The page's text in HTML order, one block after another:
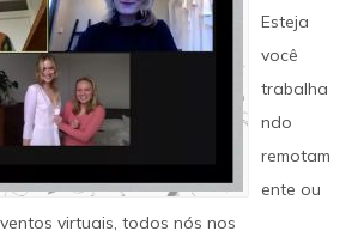
Esteja
você
trabalha
ndo
remotam
ente ou
virtuais, todos nós nos